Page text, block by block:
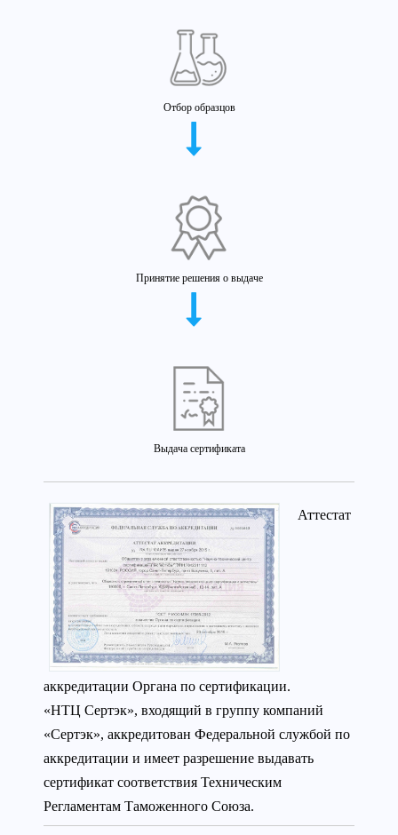
Отбор образцов
Принятие решения о выдаче
Выдача сертификата
Аттестат
аккредитации Органа по сертификации.
«НТЦ Сертэк», входящий в группу компаний
«Сертэк», аккредитован Федеральной службой по
аккредитации и имеет разрешение выдавать
сертификат соответствия Техническим
Регламентам Таможенного Союза.